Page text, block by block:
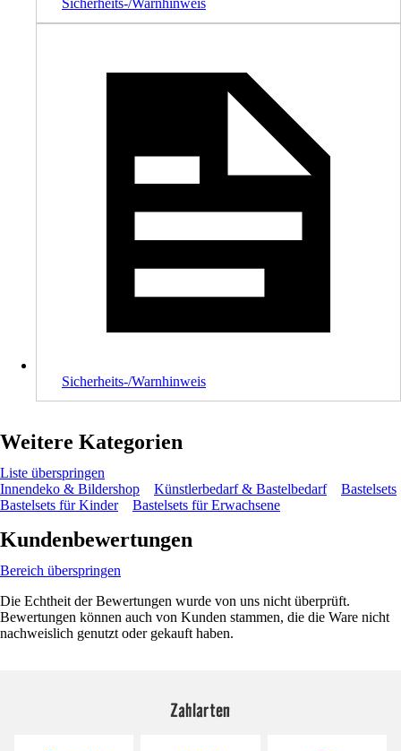
Sicherheits-/Warnhinweis
Sicherheits-/Warnhinweis
Weitere Kategorien
Liste überspringen
Innendeko & Bildershop
Künstlerbedarf & Bastelbedarf
Bastelsets
Bastelsets für Kinder
Bastelsets für Erwachsene
Kundenbewertungen
Bereich überspringen
Die Echtheit der Bewertungen wurde von uns nicht überprüft.
Bewertungen können auch von Kunden stammen, die die Ware nicht
nachweislich genutzt oder gekauft haben.
Zahlarten